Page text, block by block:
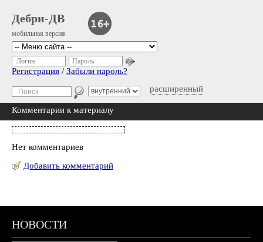
Дебри-ДВ
мобильная версия
расширенный
Логин Пароль
Регистрация / Забыли пароль?
Комментарии к материалу
Нет комментариев
Добавить комментарий
НОВОСТИ